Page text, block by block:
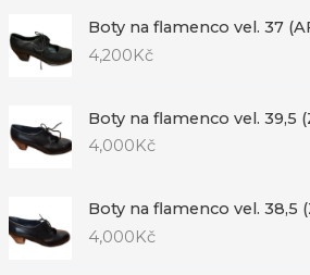
Boty na flamenco vel. 37
4,200Kč
Boty na flamenco vel. 39,5
4,000 Kč
Boty na flamenco vel. 38,5
4,000Kč